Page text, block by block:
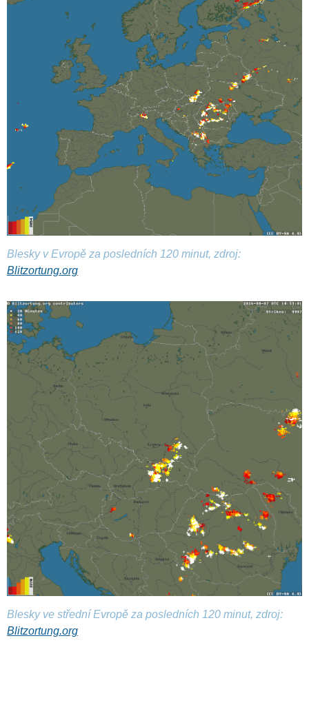
Blesky v Evropě za posledních 120 minut, zdroj:
Blitzortung.org
Blesky ve střední Evropě za posledních 120 minut, zdroj:
Blitzortung.org